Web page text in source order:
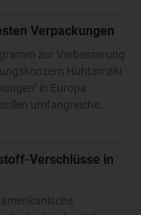
Verpackungen
zur Verbesserung
Huhtamaki
in Europa
umfangreiche...
Verschlüsse in